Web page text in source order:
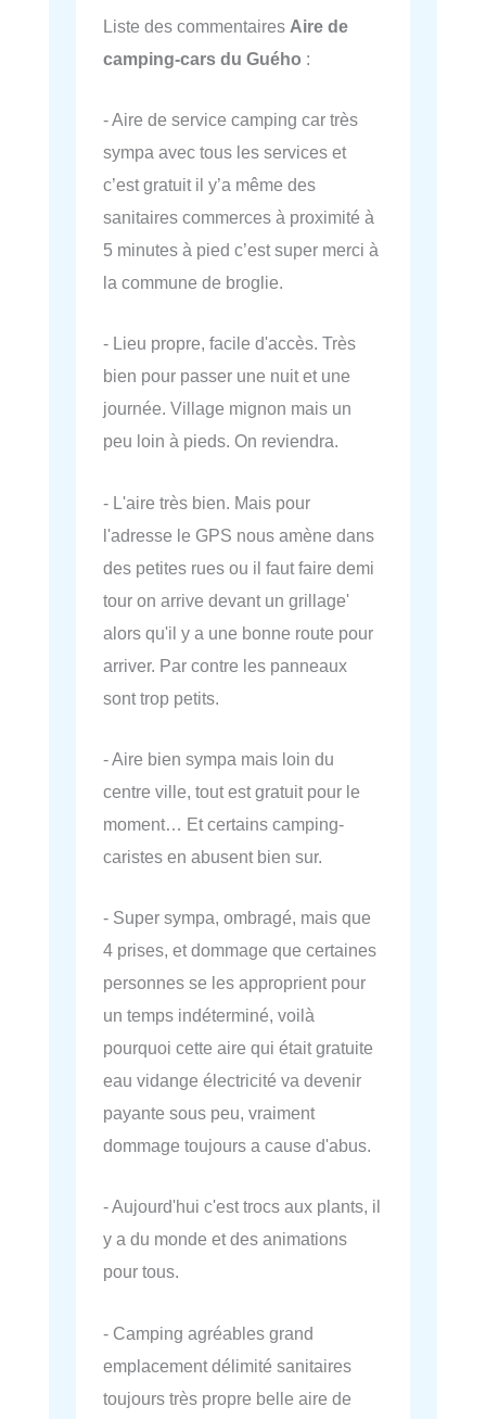
Liste des commentaires Aire de
camping-cars du Guého :
- Aire de service camping car très
sympa avec tous les services et
c’est gratuit il y’a même des
sanitaires commerces à proximité à
5 minutes à pied c’est super merci à
la commune de broglie.
- Lieu propre, facile d'accès. Très
bien pour passer une nuit et une
journée. Village mignon mais un
peu loin à pieds. On reviendra.
- L'aire très bien. Mais pour
l'adresse le GPS nous amène dans
des petites rues ou il faut faire demi
tour on arrive devant un grillage'
alors qu'il y a une bonne route pour
arriver. Par contre les panneaux
sont trop petits.
- Aire bien sympa mais loin du
centre ville, tout est gratuit pour le
moment… Et certains camping-
caristes en abusent bien sur.
- Super sympa, ombragé, mais que
4 prises, et dommage que certaines
personnes se les approprient pour
un temps indéterminé, voilà
pourquoi cette aire qui était gratuite
eau vidange électricité va devenir
payante sous peu, vraiment
dommage toujours a cause d'abus.
- Aujourd'hui c'est trocs aux plants, il
y a du monde et des animations
pour tous.
- Camping agréables grand
emplacement délimité sanitaires
toujours très propre belle aire de